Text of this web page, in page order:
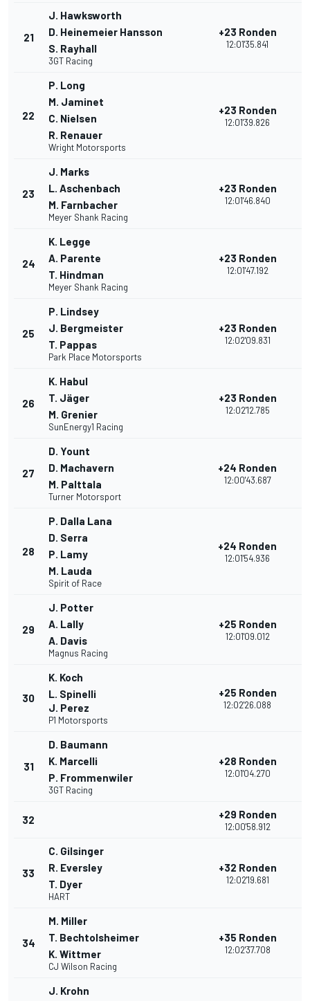
21
J. Hawksworth
D. Heinemeier Hansson
S. Rayhall
3GT Racing
+23 Ronden
12:01'35.841
22
P. Long
M. Jaminet
C. Nielsen
R. Renauer
Wright Motorsports
+23 Ronden
12:01'39.826
23
J. Marks
L. Aschenbach
M. Farnbacher
Meyer Shank Racing
+23 Ronden
12:01'46.840
24
K. Legge
A. Parente
T. Hindman
Meyer Shank Racing
+23 Ronden
12:01'47.192
25
P. Lindsey
J. Bergmeister
T. Pappas
Park Place Motorsports
+23 Ronden
12:02'09.831
26
K. Habul
T. Jäger
M. Grenier
SunEnergy1 Racing
+23 Ronden
12:02'12.785
27
D. Yount
D. Machavern
M. Palttala
Turner Motorsport
+24 Ronden
12:00'43.687
28
P. Dalla Lana
D. Serra
P. Lamy
M. Lauda
Spirit of Race
+24 Ronden
12:01'54.936
29
J. Potter
A. Lally
A. Davis
Magnus Racing
+25 Ronden
12:01'09.012
30
K. Koch
L. Spinelli
J. Perez
P1 Motorsports
+25 Ronden
12:02'26.088
31
D. Baumann
K. Marcelli
P. Frommenwiler
3GT Racing
+28 Ronden
12:01'04.270
32 +29 Ronden
12:00'58.912
33
C. Gilsinger
R. Eversley
T. Dyer
HART
+32 Ronden
12:02'19.681
34
M. Miller
T. Bechtolsheimer
K. Wittmer
CJ Wilson Racing
+35 Ronden
12:02'37.708
J. Krohn